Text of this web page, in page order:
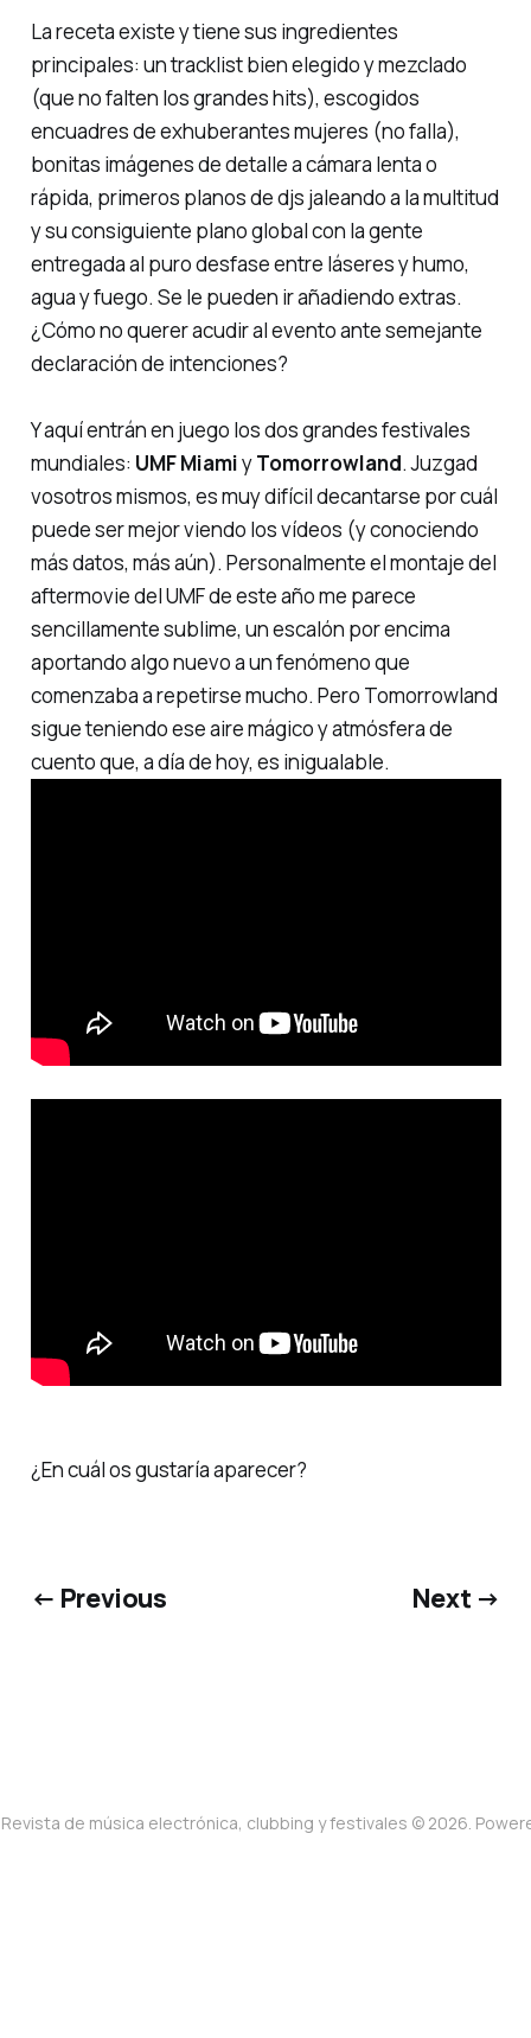
La receta existe y tiene sus ingredientes
principales: un tracklist bien elegido y mezclado
(que no falten los grandes hits), escogidos
encuadres de exhuberantes mujeres (no falla),
bonitas imágenes de detalle a cámara lenta o
rápida, primeros planos de djs jaleando a la multitud
y su consiguiente plano global con la gente
entregada al puro desfase entre láseres y humo,
agua y fuego. Se le pueden ir añadiendo extras.
¿Cómo no querer acudir al evento ante semejante
declaración de intenciones?
Y aquí entrán en juego los dos grandes festivales
mundiales: UMF MiamiyTomorrowland. Juzgad
vosotros mismos, es muy difícil decantarse por cuál
puede ser mejor viendo los vídeos (y conociendo
más datos, más aún). Personalmente el montaje del
aftermovie del UMF de este año me parece
sencillamente sublime, un escalón por encima
aportando algo nuevo a un fenómeno que
comenzaba a repetirse mucho. Pero Tomorrowland
sigue teniendo ese aire mágico y atmósfera de
cuento que, a día de hoy, es inigualable.
¿En cuál os gustaría aparecer?
← Previous Next →
de música electrónica, clubbing y festivales © 2026.